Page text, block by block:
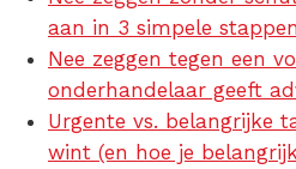
aan in 3 simpele stappen
Nee zeggen tegen een
onderhandelaar geeft
Urgente vs. belangrijke
wint (en hoe je